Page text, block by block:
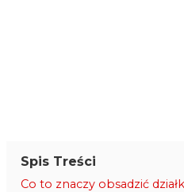
Spis Treści
Co to znaczy obsadzić